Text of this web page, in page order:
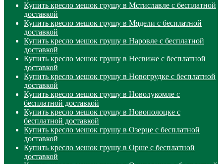
Купить кресло мешок грушу в Мстиславле с бесплатной
доставкой
Купить кресло мешок грушу в Мядели с бесплатной
доставкой
Купить кресло мешок грушу в Наровле с бесплатной
доставкой
Купить кресло мешок грушу в Несвиже с бесплатной
доставкой
Купить кресло мешок грушу в Новогрудке с бесплатной
доставкой
Купить кресло мешок грушу в Новолукомле с
бесплатной доставкой
Купить кресло мешок грушу в Новополоцке с
бесплатной доставкой
Купить кресло мешок грушу в Озерце с бесплатной
доставкой
Купить кресло мешок грушу в Орше с бесплатной
доставкой